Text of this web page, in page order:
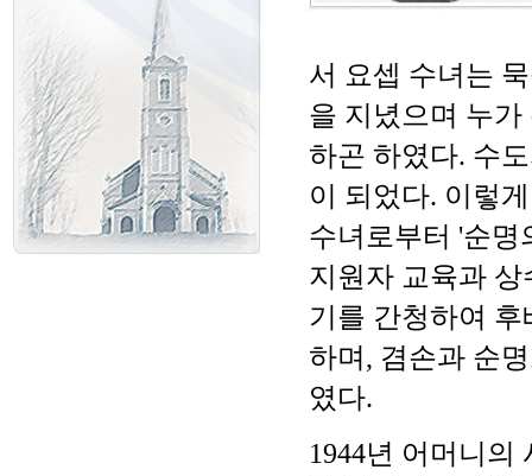
서 요셉 수녀는
을 지녔으며 누
하곤 하였다. 수
이 되었다. 이렇
수녀로부터 '순명
지원자 교육과
기를 간청하여
하며, 겸손과 순
였다.
1944년 어머니의